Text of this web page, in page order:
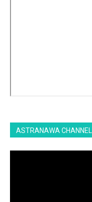
ASTRANAWA CHANNEL